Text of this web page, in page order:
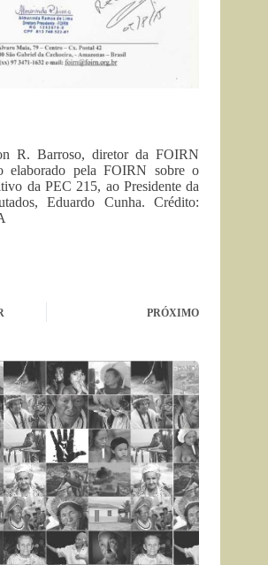
R. Barroso, diretor da FOIRN
elaborado pela FOIRN sobre o
da PEC 215, ao Presidente da
Eduardo Cunha. Crédito:
PRÓXIMO